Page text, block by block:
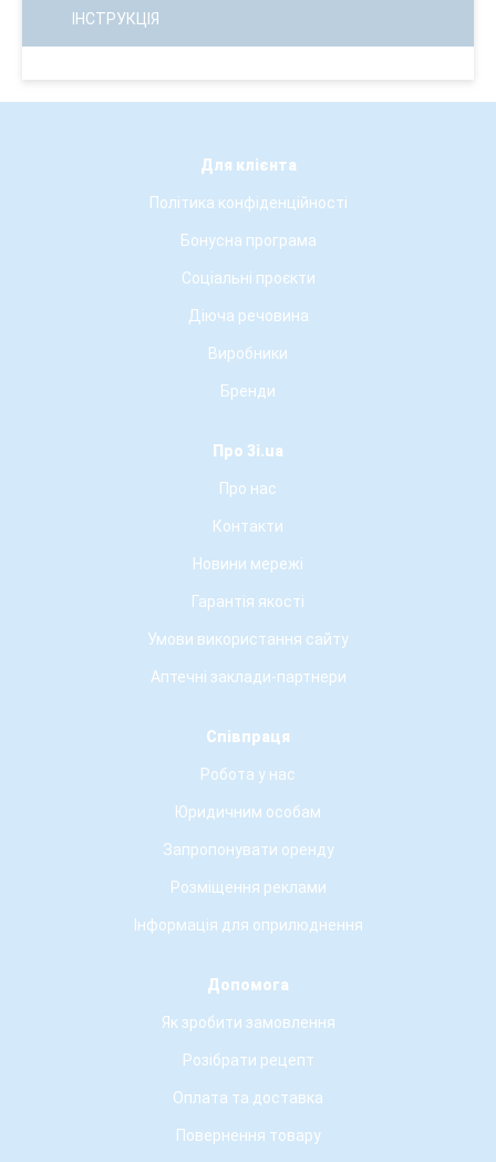
ІНСТРУКЦІЯ
Для клієнта
Політика конфіденційності
Бонусна програма
Соціальні проєкти
Діюча речовина
Виробники
Бренди
Про 3i.ua
Про нас
Контакти
Новини мережі
Гарантія якості
Умови використання сайту
Аптечні заклади-партнери
Співпраця
Робота у нас
Юридичним особам
Запропонувати оренду
Розміщення реклами
Інформація для оприлюднення
Допомога
Як зробити замовлення
Розібрати рецепт
Оплата та доставка
Повернення товару